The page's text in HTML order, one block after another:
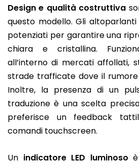
Design e qualità costruttiva
questo modello. Gli
potenziati per garantire una
chiara e cristallina.
all’interno di mercati affollati,
strade trafficate dove il
Inoltre, la presenza di un
traduzione è una scelta
preferisce un feedback
comandi touchscreen.
Un indicatore LED luminoso